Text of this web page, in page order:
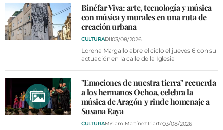
Binéfar Viva: arte, tecnología y música
con música y murales en una ruta de
creación urbana
CULTURADH03/08/2026
Lorena Margallo abre el ciclo el jueves 6 con su
actuación en la calle de la Iglesia
"Emociones de nuestra tierra" recuerda
a los hermanos Ochoa, celebra la
música de Aragón y rinde homenaje a
Susana Raya
CULTURAMyriam Martínez Iriarte03/08/2026